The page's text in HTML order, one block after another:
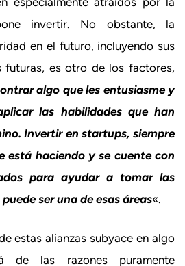
invertir. No obstante, la
en el futuro, incluyendo sus
futuras, es otro de los factores,
algo que les entusiasme y
las habilidades que han
Invertir en startups, siempre
está haciendo y se cuente con
para ayudar a tomar las
ser una de esas áreas«.
estas alianzas subyace en algo
de las razones puramente